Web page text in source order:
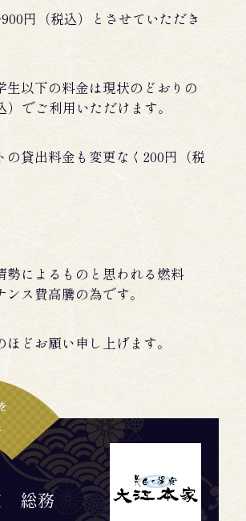
円（税込）とさせていただき
生以下の料金は現状のどおりの
）でご利用いただけます。
の貸出料金も変更なく200円（税
勢によるものと思われる燃料
ス費高騰の為です。
どお願い申し上げます。
総務